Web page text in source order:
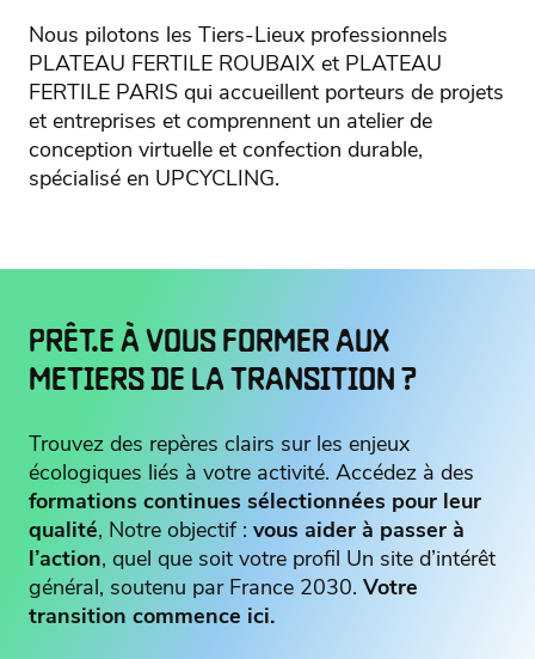
Nous pilotons les Tiers-Lieux professionnels
PLATEAU FERTILE ROUBAIX et PLATEAU
FERTILE PARIS qui accueillent porteurs de projets
et entreprises et comprennent un atelier de
conception virtuelle et confection durable,
spécialisé en UPCYCLING.
PRÊT.E À VOUS FORMER AUX
METIERS DE LA TRANSITION ?
Trouvez des repères clairs sur les enjeux
écologiques liés à votre activité. Accédez à des
formations continues sélectionnées pour leur
qualité, Notre objectif : vous aider à passer à
l’action, quel que soit votre profil Un site d’intérêt
général, soutenu par France 2030. Votre
transition commence ici.